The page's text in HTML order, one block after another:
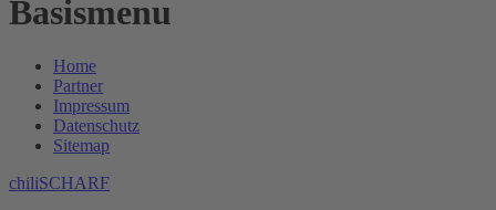
Basismenu
Home
Partner
Impressum
Datenschutz
Sitemap
chiliSCHARF